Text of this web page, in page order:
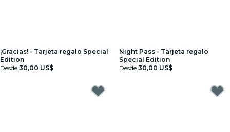
¡Gracias! - Tarjeta regalo Special
Edition
Desde 30,00 US$
Night Pass - Tarjeta regalo
Special Edition
Desde 30,00 US$